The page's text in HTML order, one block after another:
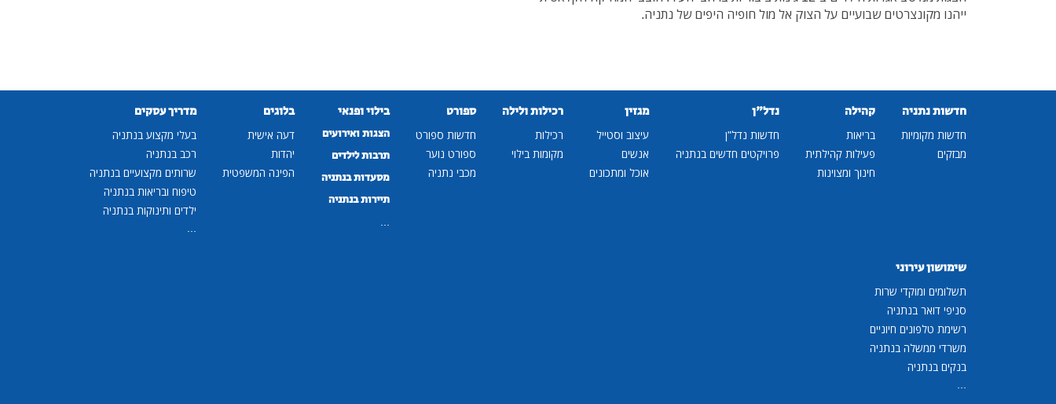
ייהנו מקונצרטים שבועיים על הצוק אל מול חופיה היפים של נתניה.
חדשות נתניה
חדשות מקומיות
מבזקים
קהילה
בריאות
פעילות קהילתית
חינוך ומצוינות
נדל"ן
חדשות נדל"ן
פרויקטים חדשים בנתניה
מגזין
עיצוב וסטייל
אנשים
אוכל ומתכונים
רכילות ולילה
רכילות
מקומות בילוי
ספורט
חדשות ספורט
ספורט נוער
מכבי נתניה
בילוי ופנאי
הצגות ואירועים
תרבות לילדים
מסעדות בנתניה
תיירות בנתניה
...
בלוגים
דעה אישית
יהדות
הפינה המשפטית
מדריך עסקים
בעלי מקצוע בנתניה
רכב בנתניה
שרותים מקצועיים בנתניה
טיפוח ובריאות בנתניה
ילדים ותינוקות בנתניה
...
שימושון עירוני
תשלומים ומוקדי שרות
סניפי דואר בנתניה
רשימת טלפונים חיוניים
משרדי ממשלה בנתניה
בנקים בנתניה
...